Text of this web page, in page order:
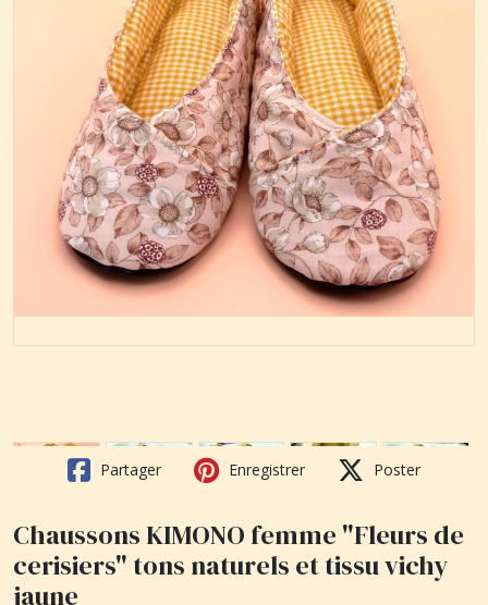
Partager Enregistrer Poster
Chaussons KIMONO femme "Fleurs de
cerisiers" tons naturels et tissu vichy
jaune